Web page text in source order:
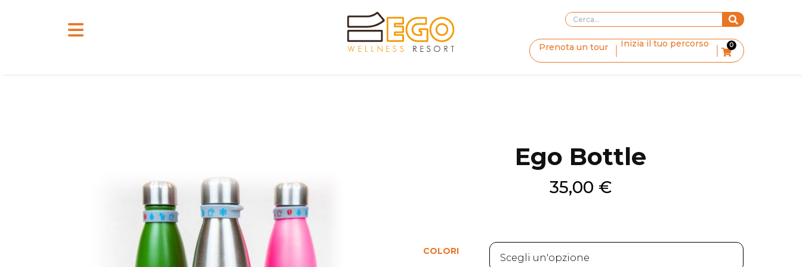
Prenota un tour Inizia il tuo percorso 0
Ego Bottle
35,00 €
COLORI